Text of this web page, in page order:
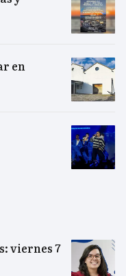
en
viernes 7